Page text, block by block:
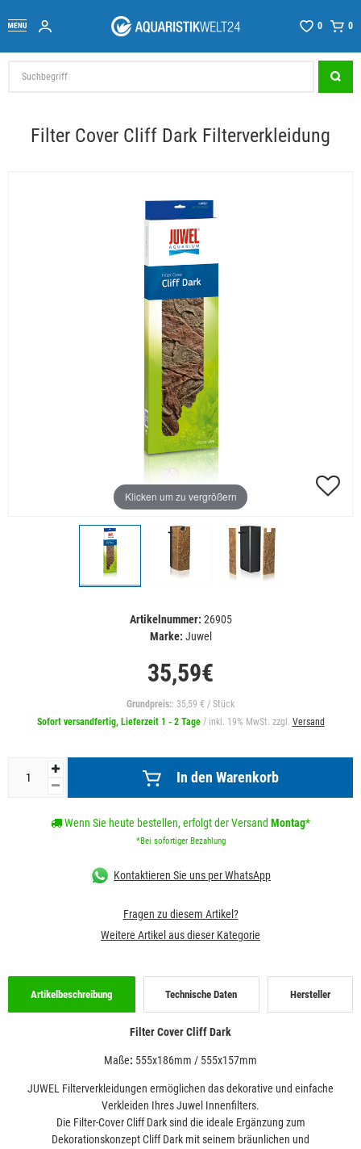
0 0
Filter Cover Cliff Dark Filterverkleidung
Klicken um zu vergrößern
Artikelnummer: 26905
Marke: Juwel
35,59€
Grundpreis:: 35,59 € / Stück
Sofort versandfertig, Lieferzeit 1 - 2 Tage / inkl. 19% MwSt. zzgl. Versand
In den Warenkorb
Wenn Sie heute bestellen, erfolgt der Versand Montag*
*Bei sofortiger Bezahlung
Kontaktieren Sie uns per WhatsApp
Fragen zu diesem Artikel?
Weitere Artikel aus dieser Kategorie
Artikelbeschreibung Technische Daten Hersteller
Filter Cover Cliff Dark
Maße: 555x186mm / 555x157mm
JUWEL Filterverkleidungen ermöglichen das dekorative und einfache
Verkleiden Ihres Juwel Innenfilters.
Die Filter-Cover Cliff Dark sind die ideale Ergänzung zum
Dekorationskonzept Cliff Dark mit seinem bräunlichen und